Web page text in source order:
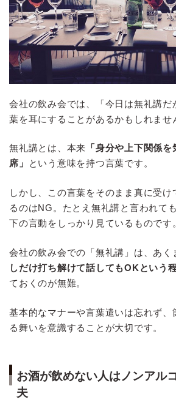
会社の飲み会では、「今日は無礼講だ
葉を耳にすることがあるかもしれませ
無礼講とは、本来 「身分や上下関係
席」
という意味を持つ言葉です。
しかし、この言葉をそのまま真に受
るのはNG。たとえ無礼講と言われて
下の言動をしっかり見ているものです
会社の飲み会での「無礼講」は、あく
しだけ打ち解けて話してもOKという
ておくのが無難。
基本的なマナーや言葉遣いは忘れず、
る舞いを意識することが大切です。
お酒が飲めない人はノンアル
夫